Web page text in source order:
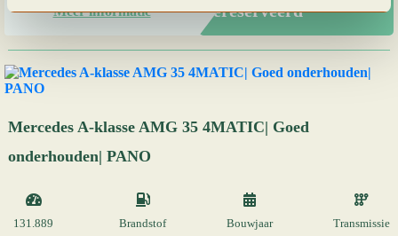
Meer informatie Gereserveerd
Mercedes A-klasse AMG 35 4MATIC| Goed
onderhouden| PANO
131.889
Brandstof
Bouwjaar
Transmissie